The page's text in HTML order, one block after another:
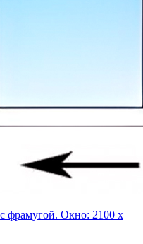
с фрамугой. Окно: 2100 x